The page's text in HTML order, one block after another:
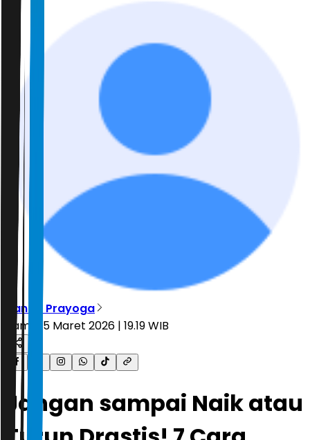
Nanda Prayoga
Kamis, 5 Maret 2026 | 19.19 WIB
Jangan sampai Naik atau